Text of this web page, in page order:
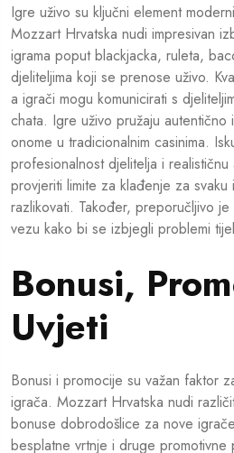
Igre uživo su ključni element
Mozzart Hrvatska nudi impresivan
igrama poput blackjacka, ruleta,
djeliteljima koji se prenose uživo.
a igrači mogu komunicirati s
chata. Igre uživo pružaju autentično
onome u tradicionalnim casinima.
profesionalnost djelitelja i
provjeriti limite za klađenje za
razlikovati. Također, preporučljivo je
vezu kako bi se izbjegli problemi
Bonusi,
Uvjeti
Bonusi i promocije su važan faktor
igrača. Mozzart Hrvatska nudi
bonuse dobrodošlice za nove
besplatne vrtnje i druge promotivne